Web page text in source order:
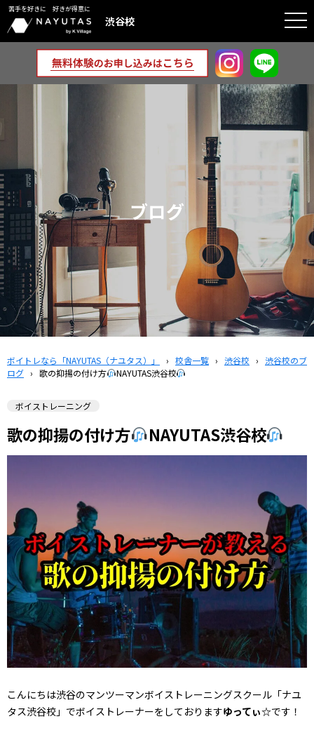
苦手を好きに 好きが得意に
渋谷校
ブログ
ボイトレなら「NAYUTAS（ナユタス）」 › 校舎一覧 › 渋谷校 › 渋谷校のブ
ログ › 歌の抑揚の付け方 NAYUTAS渋谷校
ボイストレーニング
歌の抑揚の付け方 NAYUTAS渋谷校
こんにちは渋谷のマンツーマンボイストレーニングスクール「ナユ
タス渋谷校」でボイストレーナーをしておりますゆってぃ☆です！